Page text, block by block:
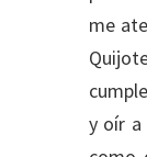
me
y oír a